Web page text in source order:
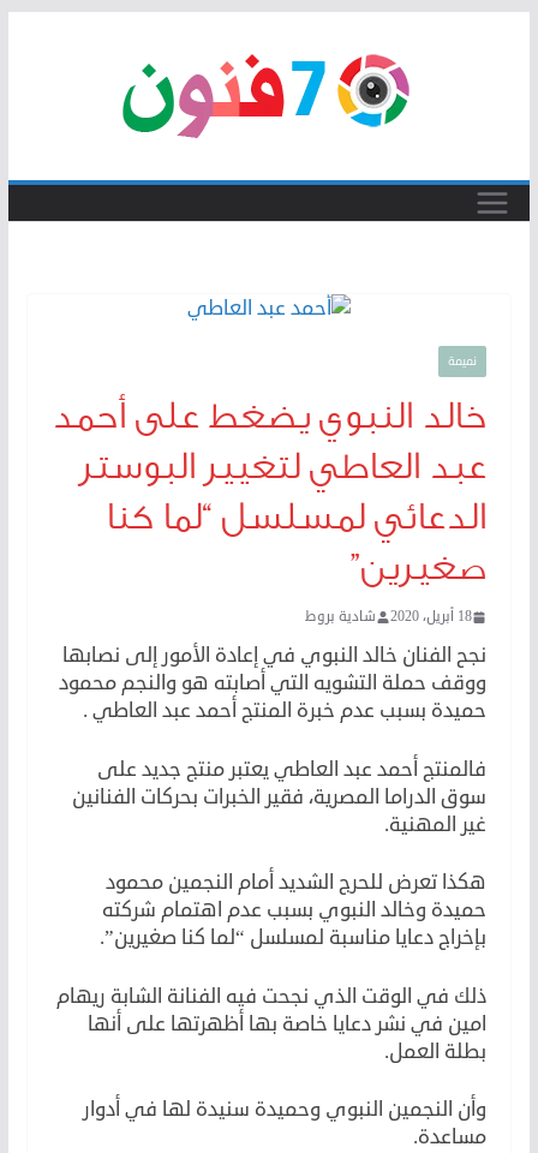
نميمة
خالد النبوي يضغط على أحمد
عبد العاطي لتغيير البوستر
الدعائي لمسلسل “لما كنا
صغيرين”
18 أبريل، 2020 شادية بروط
نجح الفنان خالد النبوي في إعادة الأمور إلى نصابها
ووقف حملة التشويه التي أصابته هو والنجم محمود
حميدة بسبب عدم خبرة المنتج أحمد عبد العاطي .
فالمنتج أحمد عبد العاطي يعتبر منتج جديد على
سوق الدراما المصرية، فقير الخبرات بحركات الفنانين
غير المهنية.
هكذا تعرض للحرج الشديد أمام النجمين محمود
حميدة وخالد النبوي بسبب عدم اهتمام شركته
بإخراج دعايا مناسبة لمسلسل “لما كنا صغيرين”.
ذلك في الوقت الذي نجحت فيه الفنانة الشابة ريهام
امين في نشر دعايا خاصة بها أظهرتها على أنها
بطلة العمل.
وأن النجمين النبوي وحميدة سنيدة لها في أدوار
مساعدة.